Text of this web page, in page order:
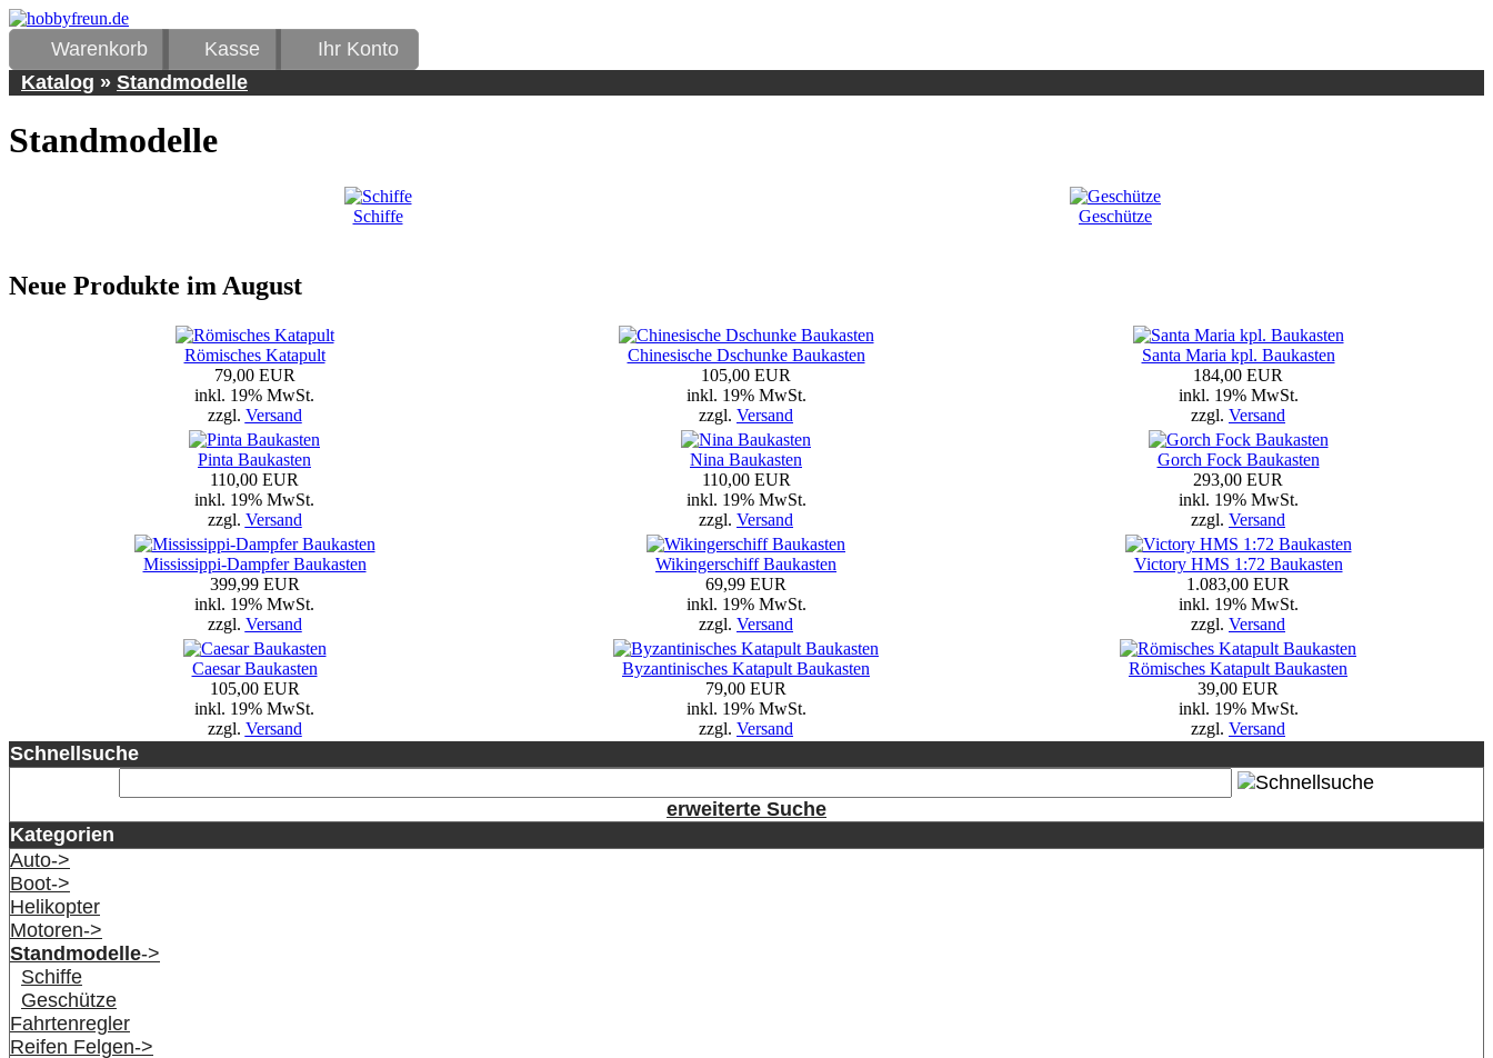
Warenkorb Kasse
Ihr Konto
Katalog » Standmodelle
Standmodelle
Schiffe Geschütze
Neue Produkte im August
Römisches Katapult
79,00 EUR
inkl. 19% MwSt.
zzgl. Versand
Chinesische Dschunke Baukasten
105,00 EUR
inkl. 19% MwSt.
zzgl. Versand
Santa Maria kpl. Baukasten
184,00 EUR
inkl. 19% MwSt.
zzgl. Versand
Pinta Baukasten
110,00 EUR
inkl. 19% MwSt.
zzgl. Versand
Nina Baukasten
110,00 EUR
inkl. 19% MwSt.
zzgl. Versand
Gorch Fock Baukasten
293,00 EUR
inkl. 19% MwSt.
zzgl. Versand
Mississippi-Dampfer Baukasten
399,99 EUR
inkl. 19% MwSt.
zzgl. Versand
Wikingerschiff Baukasten
69,99 EUR
inkl. 19% MwSt.
zzgl. Versand
Victory HMS 1:72 Baukasten
1.083,00 EUR
inkl. 19% MwSt.
zzgl. Versand
Caesar Baukasten
105,00 EUR
inkl. 19% MwSt.
zzgl. Versand
Byzantinisches Katapult Baukasten
79,00 EUR
inkl. 19% MwSt.
zzgl. Versand
Römisches Katapult Baukasten
39,00 EUR
inkl. 19% MwSt.
zzgl. Versand
Schnellsuche
erweiterte Suche
Kategorien
Auto->
Boot->
Helikopter
Motoren->
Standmodelle->
Schiffe
Geschütze
Fahrtenregler
Reifen Felgen->